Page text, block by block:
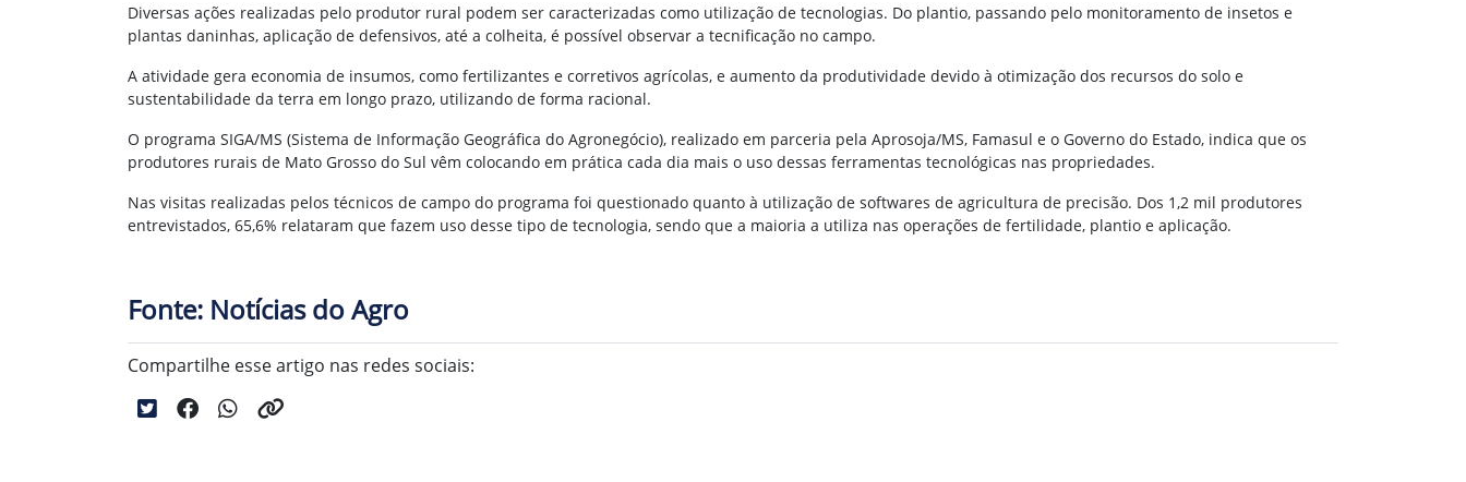
Diversas ações realizadas pelo produtor rural podem ser caracterizadas como utilização de tecnologias. Do plantio, passando pelo monitoramento de insetos e
plantas daninhas, aplicação de defensivos, até a colheita, é possível observar a tecnificação no campo.
A atividade gera economia de insumos, como fertilizantes e corretivos agrícolas, e aumento da produtividade devido à otimização dos recursos do solo e
sustentabilidade da terra em longo prazo, utilizando de forma racional.
O programa SIGA/MS (Sistema de Informação Geográfica do Agronegócio), realizado em parceria pela Aprosoja/MS, Famasul e o Governo do Estado, indica que os
produtores rurais de Mato Grosso do Sul vêm colocando em prática cada dia mais o uso dessas ferramentas tecnológicas nas propriedades.
Nas visitas realizadas pelos técnicos de campo do programa foi questionado quanto à utilização de softwares de agricultura de precisão. Dos 1,2 mil produtores
entrevistados, 65,6% relataram que fazem uso desse tipo de tecnologia, sendo que a maioria a utiliza nas operações de fertilidade, plantio e aplicação.
Fonte: Notícias do Agro
Compartilhe esse artigo nas redes sociais: